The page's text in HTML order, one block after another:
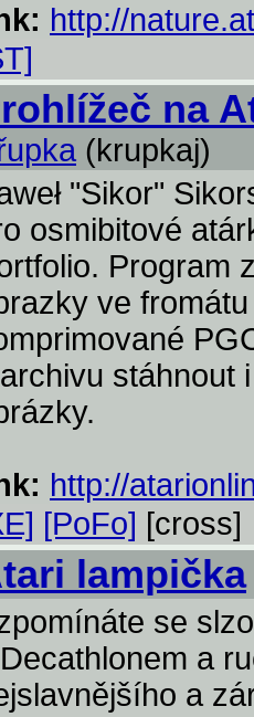
http://
na
(krupkaj)
"Sikor"
osmibitové
Program
ve
stáhnout
http://
[PoFo] [cross]
lampička
se
a
a